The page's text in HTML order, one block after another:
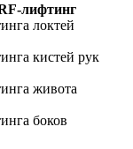
лифтинг
локтей
кистей рук
живота
боков